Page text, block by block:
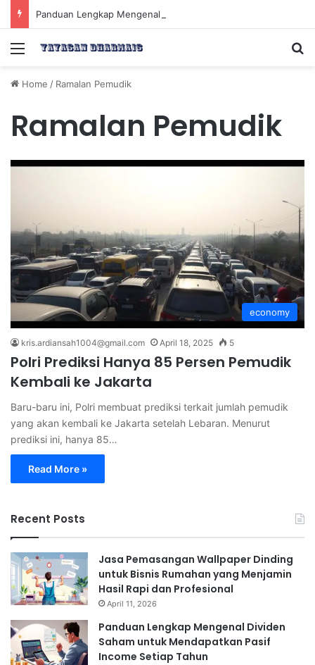
Menu
Home / Ramalan Pemudik
Ramalan Pemudik
economy
kris.ardiansah1004@gmail.com April 18, 2025 5
Polri Prediksi Hanya 85 Persen Pemudik
Kembali ke Jakarta
Baru-baru ini, Polri membuat prediksi terkait jumlah pemudik
yang akan kembali ke Jakarta setelah Lebaran. Menurut
prediksi ini, hanya 85…
Read More »
Recent Posts
Jasa Pemasangan Wallpaper Dinding
untuk Bisnis Rumahan yang Menjamin
Hasil Rapi dan Profesional
April 11, 2026
Panduan Lengkap Mengenal Dividen
Saham untuk Mendapatkan Pasif
Income Setiap Tahun